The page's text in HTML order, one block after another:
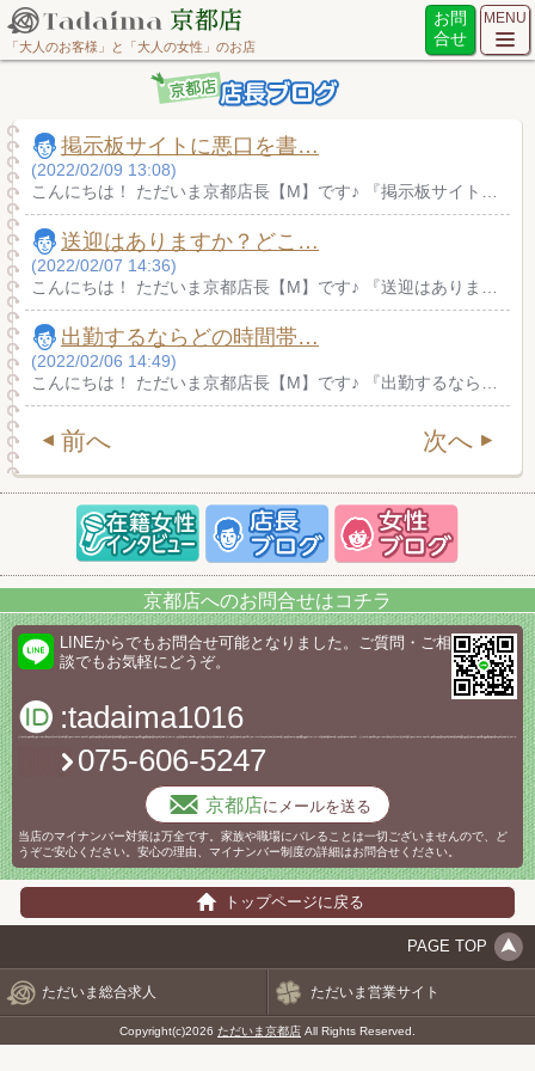
「大人のお客様」と「大人の女性」のお店
お問
合せ
MENU
掲示板サイトに悪口を書…
(2022/02/09 13:08)
こんにちは！ ただいま京都店長【M】です♪ 『掲示板サイト…
送迎はありますか？どこ…
(2022/02/07 14:36)
こんにちは！ ただいま京都店長【M】です♪ 『送迎はありま…
出勤するならどの時間帯…
(2022/02/06 14:49)
こんにちは！ ただいま京都店長【M】です♪ 『出勤するなら…
前へ 次へ
京都店へのお問合せはコチラ
LINEからでもお問合せ可能となりました。ご質問・ご相
談でもお気軽にどうぞ。
:tadaima1016
075-606-5247
京都店にメールを送る
当店のマイナンバー対策は万全です。家族や職場にバレることは一切ございませんので、ど
うぞご安心ください。安心の理由、マイナンバー制度の詳細はお問合せください。
トップページに戻る
PAGE TOP
ただいま総合求人 ただいま営業サイト
Copyright(c)2026 ただいま京都店 All Rights Reserved.